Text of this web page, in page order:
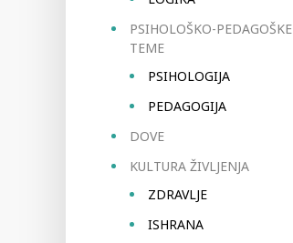
PSIHOLOŠKO-PEDAGOŠKE
TEME
PSIHOLOGIJA
PEDAGOGIJA
DOVE
KULTURA ŽIVLJENJA
ZDRAVLJE
ISHRANA